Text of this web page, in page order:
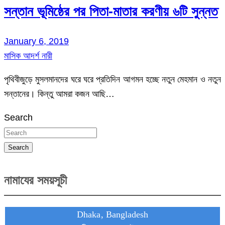
সন্তান ভূমিষ্ঠের পর পিতা-মাতার করণীয় ৬টি সুন্নত
January 6, 2019
মাসিক আদর্শ নারী
পৃথিবীজুড়ে মুসলমানদের ঘরে ঘরে প্রতিদিন আগমন হচ্ছে নতুন মেহমান ও নতুন
সন্তানের। কিন্তু আমরা কজন আছি…
Search
Search
নামাযের সময়সূচী
Dhaka, Bangladesh